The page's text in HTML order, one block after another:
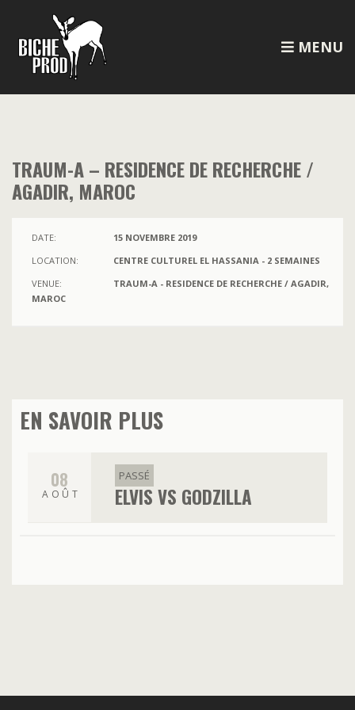
MENU
TRAUM-A – RESIDENCE DE RECHERCHE /
AGADIR, MAROC
DATE:
15 NOVEMBRE 2019
LOCATION:
CENTRE CULTUREL EL HASSANIA - 2 SEMAINES
VENUE:
TRAUM-A - RESIDENCE DE RECHERCHE / AGADIR,
MAROC
EN SAVOIR PLUS
PASSÉ
08
AOÛT ELVIS VS GODZILLA